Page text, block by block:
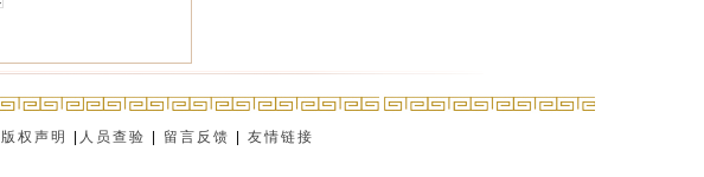
版权声明 人员查验 留言反馈 友情链接